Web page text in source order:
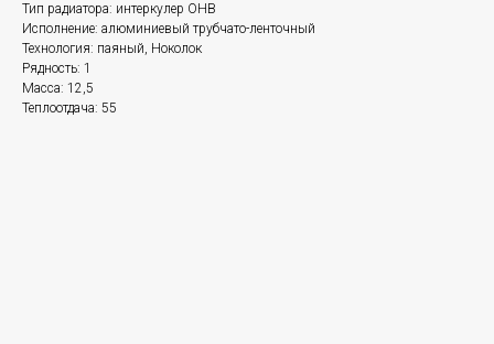
Тип радиатора: интеркулер ОНВ
Исполнение: алюминиевый трубчато-ленточный
Технология: паяный, Ноколок
Рядность: 1
Масса: 12,5
Теплоотдача: 55